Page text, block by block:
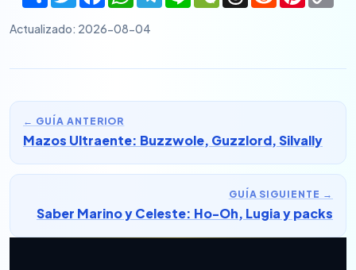
Actualizado: 2026-08-04
← GUÍA ANTERIOR
Mazos Ultraente: Buzzwole, Guzzlord, Silvally
GUÍA SIGUIENTE →
Saber Marino y Celeste: Ho-Oh, Lugia y packs